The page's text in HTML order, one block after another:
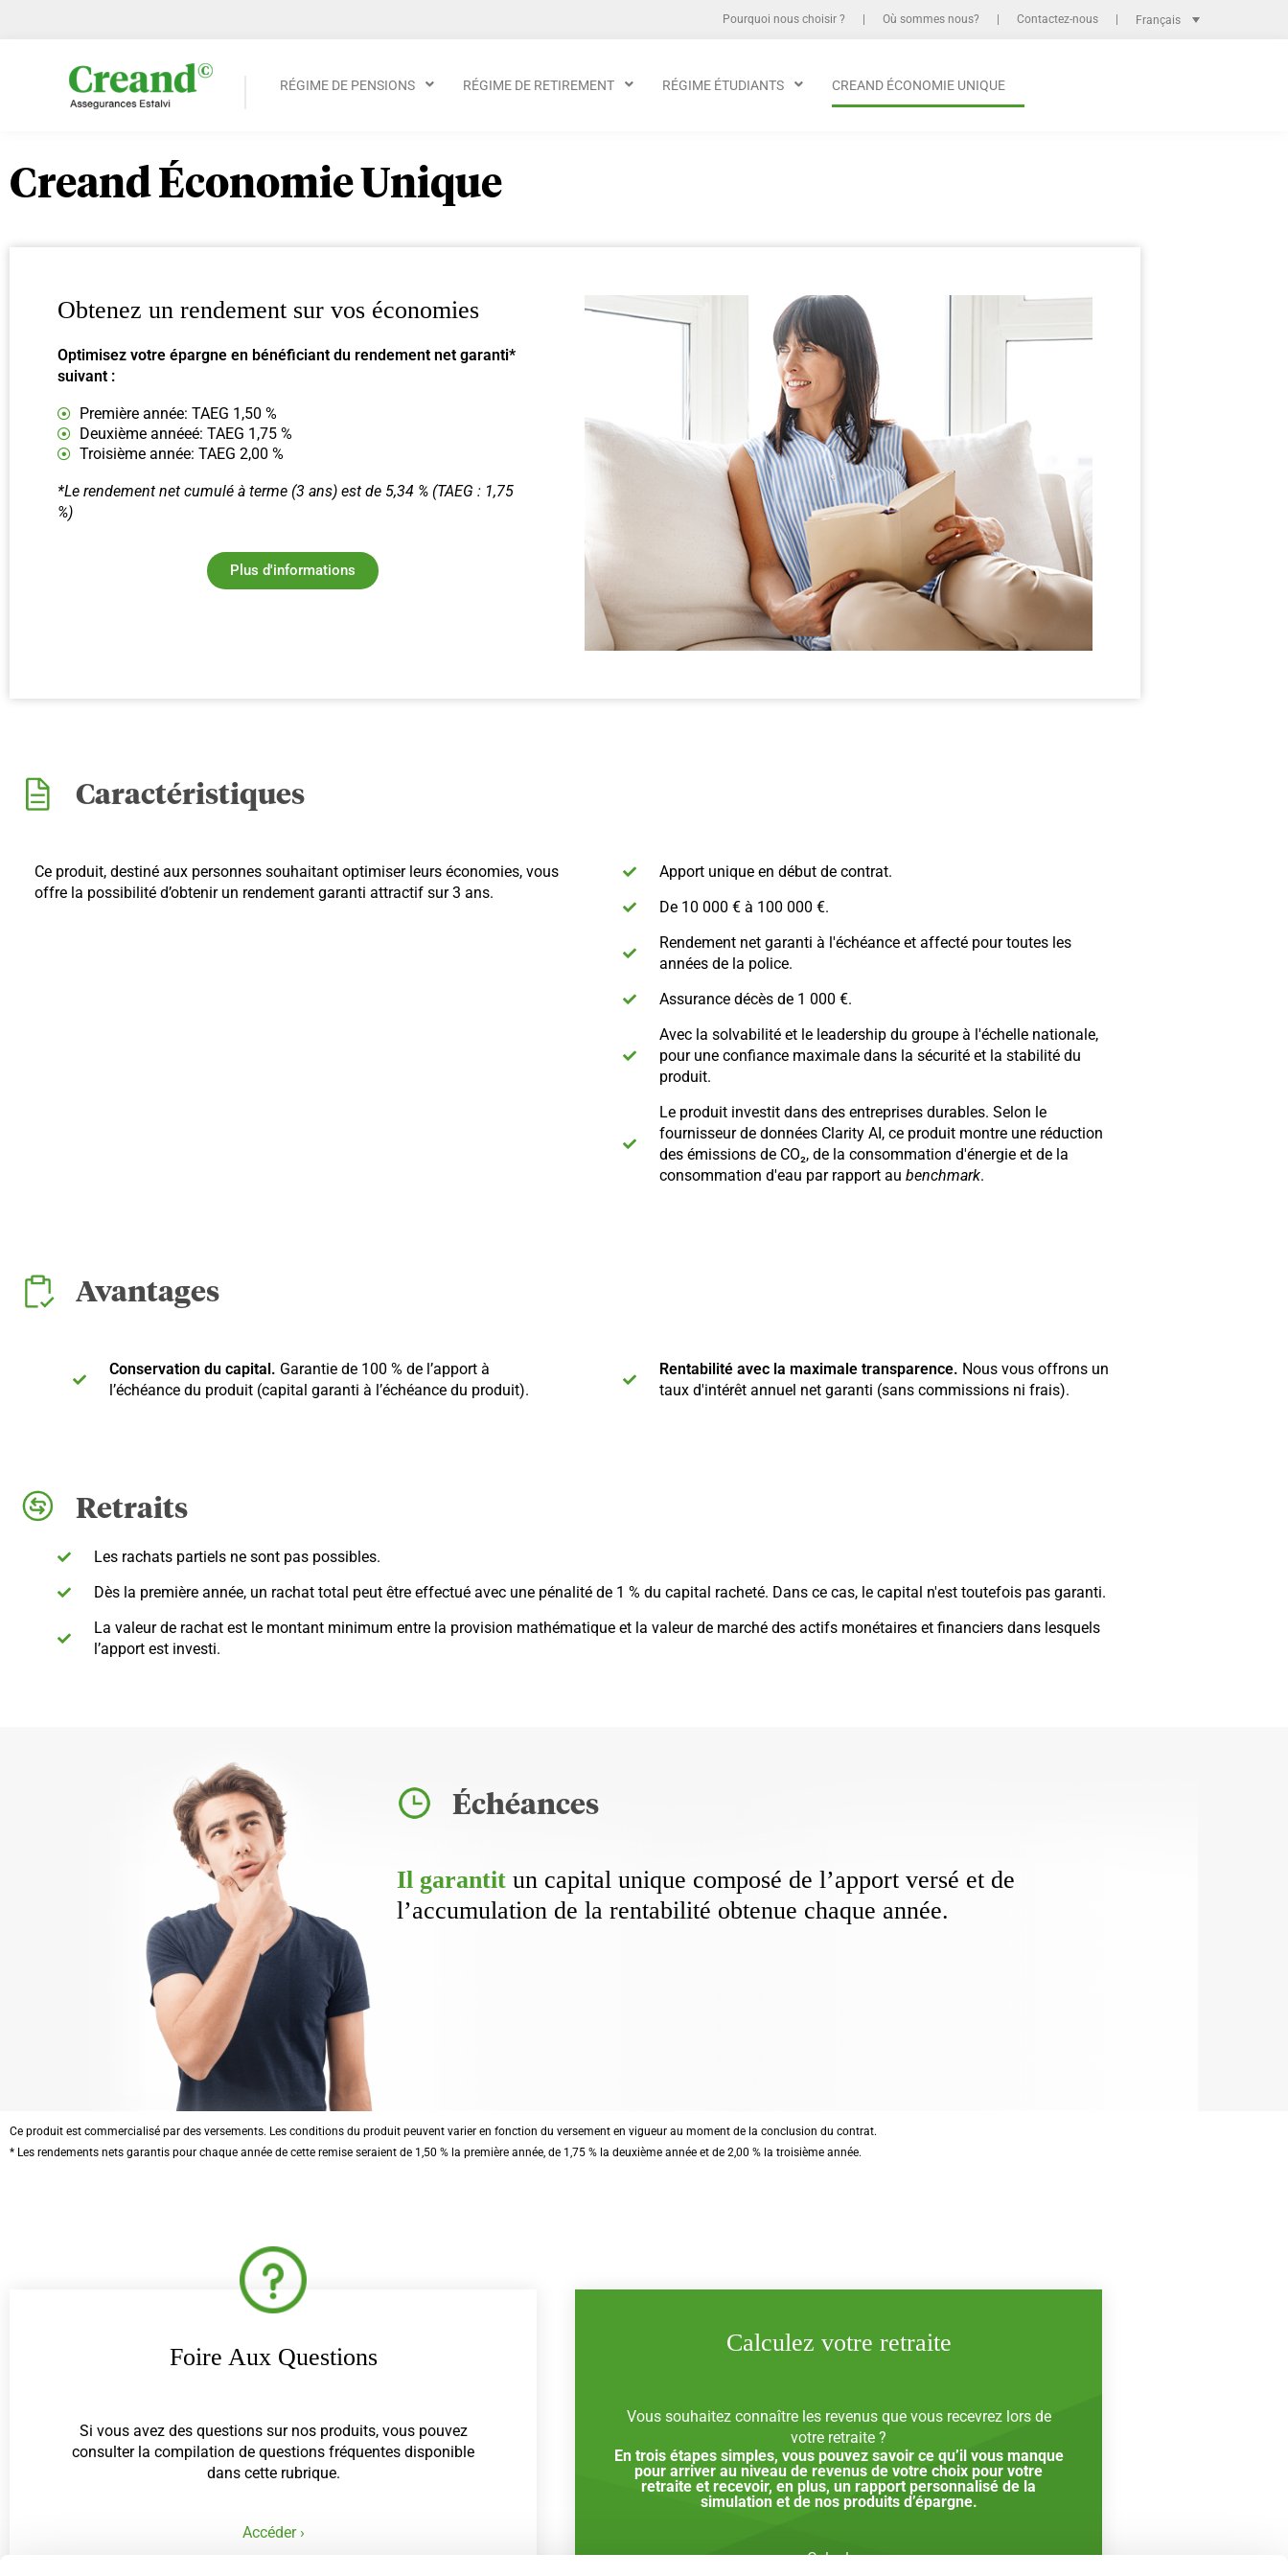
Pourquoi nous choisir ? Où sommes nous? Contactez-nous Français
RÉGIME DE PENSIONS RÉGIME DE RETIREMENT RÉGIME ÉTUDIANTS CREAND ÉCONOMIE UNIQUE
Creand Économie Unique
Obtenez un rendement sur vos économies
Optimisez votre épargne en bénéficiant du rendement net garanti*
suivant :
Première année: TAEG 1,50 %
Deuxième annéeé: TAEG 1,75 %
Troisième année: TAEG 2,00 %
*Le rendement net cumulé à terme (3 ans) est de 5,34 % (TAEG : 1,75
%)
Plus d'informations
Caractéristiques
Ce produit, destiné aux personnes souhaitant optimiser leurs économies, vous
offre la possibilité d’obtenir un rendement garanti attractif sur 3 ans.
Apport unique en début de contrat.
De 10 000 € à 100 000 €.
Rendement net garanti à l'échéance et affecté pour toutes les
années de la police.
Assurance décès de 1 000 €.
Avec la solvabilité et le leadership du groupe à l'échelle nationale,
pour une confiance maximale dans la sécurité et la stabilité du
produit.
Le produit investit dans des entreprises durables. Selon le
fournisseur de données Clarity AI, ce produit montre une réduction
des émissions de CO₂, de la consommation d'énergie et de la
consommation d'eau par rapport au benchmark.
Avantages
Conservation du capital. Garantie de 100 % de l’apport à
l’échéance du produit (capital garanti à l’échéance du produit).
Rentabilité avec la maximale transparence. Nous vous offrons un
taux d'intérêt annuel net garanti (sans commissions ni frais).
Retraits
Les rachats partiels ne sont pas possibles.
Dès la première année, un rachat total peut être effectué avec une pénalité de 1 % du capital racheté. Dans ce cas, le capital n'est toutefois pas garanti.
La valeur de rachat est le montant minimum entre la provision mathématique et la valeur de marché des actifs monétaires et financiers dans lesquels
l’apport est investi.
Échéances
Il garantit un capital unique composé de l’apport versé et de
l’accumulation de la rentabilité obtenue chaque année.
Ce produit est commercialisé par des versements. Les conditions du produit peuvent varier en fonction du versement en vigueur au moment de la conclusion du contrat.
* Les rendements nets garantis pour chaque année de cette remise seraient de 1,50 % la première année, de 1,75 % la deuxième année et de 2,00 % la troisième année.
Foire Aux Questions
Si vous avez des questions sur nos produits, vous pouvez
consulter la compilation de questions fréquentes disponible
dans cette rubrique.
Accéder ›
Calculez votre retraite
Vous souhaitez connaître les revenus que vous recevrez lors de
votre retraite ?
En trois étapes simples, vous pouvez savoir ce qu’il vous manque
pour arriver au niveau de revenus de votre choix pour votre
retraite et recevoir, en plus, un rapport personnalisé de la
simulation et de nos produits d’épargne.
Calculer ›